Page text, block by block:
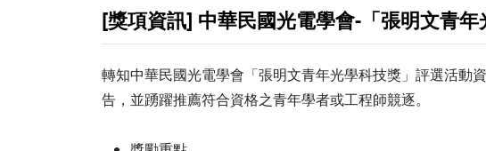
義大利波隆納大學 (UNIBO)
荷蘭恩荷芬理工大學 (TU/e)
[獎項資訊] 中華民國光電學會-「張明文青
轉知中華民國光電學會「張明文青年光學科技獎」評選活動
告，並踴躍推薦符合資格之青年學者或工程師競逐。